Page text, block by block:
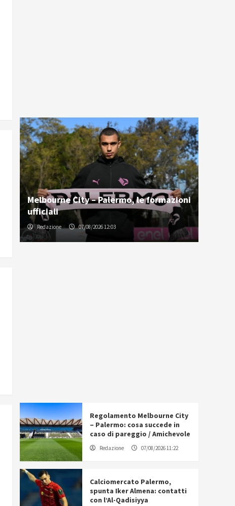
Melbourne City – Palermo, le formazioni
ufficiali
Redazione 07/08/2026 12:03
Regolamento Melbourne City
– Palermo: cosa succede in
caso di pareggio / Amichevole
Redazione 07/08/2026 11:22
Calciomercato Palermo,
spunta Iker Almena: contatti
con l’Al-Qadisiyya